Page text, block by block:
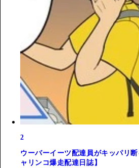
2
ウーバーイーツ配達員がキッパリ
ャリンコ爆走配達日誌】